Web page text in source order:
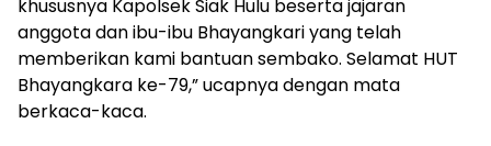
khususnya Kapolsek Siak Hulu beserta jajaran
anggota dan ibu-ibu Bhayangkari yang telah
memberikan kami bantuan sembako. Selamat HUT
Bhayangkara ke-79,” ucapnya dengan mata
berkaca-kaca.